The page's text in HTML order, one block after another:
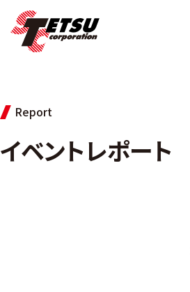
Report
イベントレポート